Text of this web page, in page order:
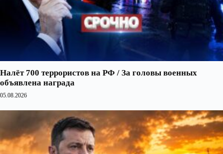
Налёт 700 террористов на РФ / За головы военных
объявлена награда
05.08.2026